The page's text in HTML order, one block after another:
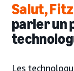
Salut,
parler un
Les